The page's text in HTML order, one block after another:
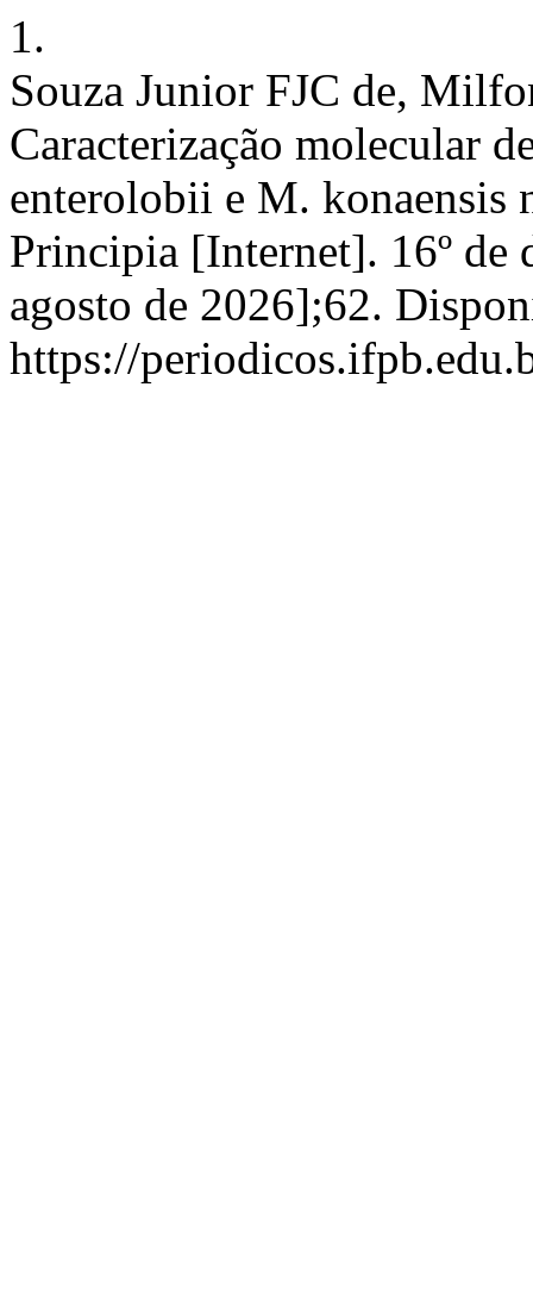
1.
Souza Junior FJC de,
Caracterização molecular
enterolobii e M. konaensis
Principia [Internet]. 16º de
agosto de 2026];62.
https://